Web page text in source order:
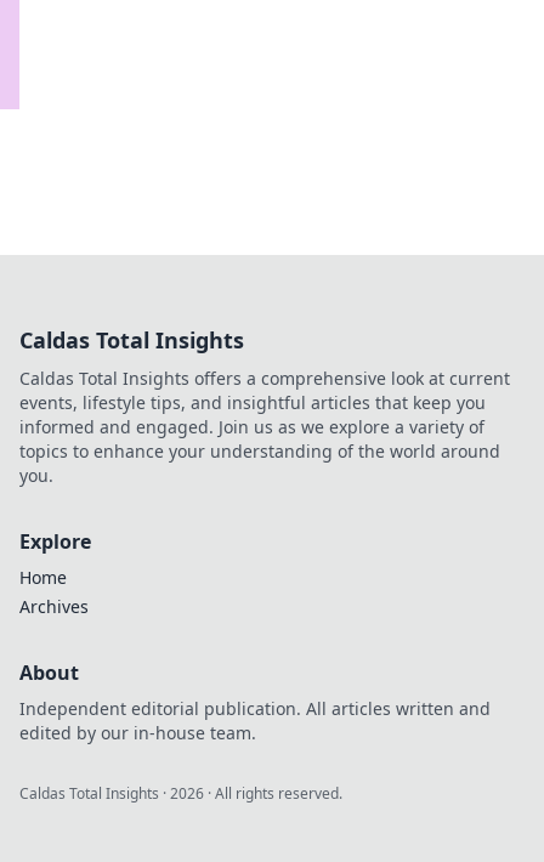
Caldas Total Insights
Caldas Total Insights offers a comprehensive look at current
events, lifestyle tips, and insightful articles that keep you
informed and engaged. Join us as we explore a variety of
topics to enhance your understanding of the world around
you.
Explore
Home
Archives
About
Independent editorial publication. All articles written and
edited by our in-house team.
Caldas Total Insights ·2026 · All rights reserved.